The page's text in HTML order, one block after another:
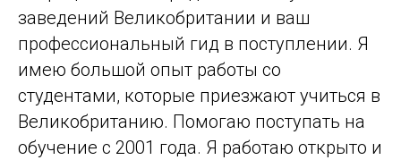
заведений Великобритании и ваш
профессиональный гид в поступлении. Я
имею большой опыт работы со
студентами, которые приезжают учиться в
Великобританию. Помогаю поступать на
обучение с 2001 года. Я работаю открыто и